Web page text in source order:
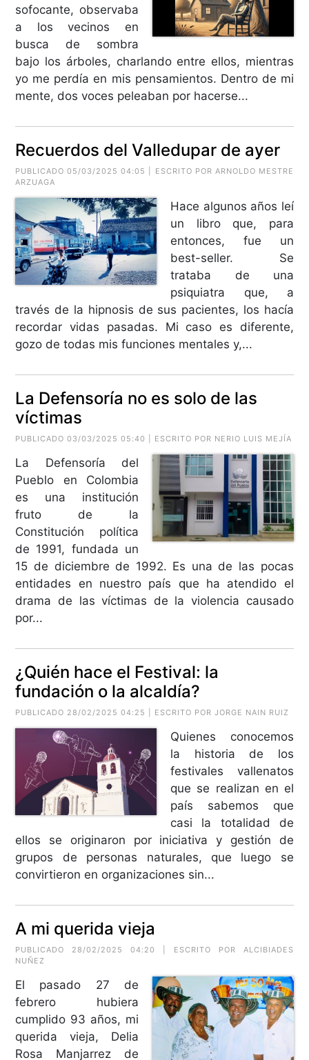
sofocante, observaba
a los vecinos en
busca de sombra
bajo los árboles, charlando entre ellos, mientras
yo me perdía en mis pensamientos. Dentro de mi
mente, dos voces peleaban por hacerse...
Recuerdos del Valledupar de ayer
PUBLICADO 05/03/2025 04:05 | ESCRITO POR ARNOLDO MESTRE
ARZUAGA
Hace algunos años leí
un libro que, para
entonces, fue un
best-seller. Se
trataba de una
psiquiatra que, a
través de la hipnosis de sus pacientes, los hacía
recordar vidas pasadas. Mi caso es diferente,
gozo de todas mis funciones mentales y,...
La Defensoría no es solo de las
víctimas
PUBLICADO 03/03/2025 05:40 | ESCRITO POR NERIO LUIS MEJÍA
La Defensoría del
Pueblo en Colombia
es una institución
fruto de la
Constitución política
de 1991, fundada un
15 de diciembre de 1992. Es una de las pocas
entidades en nuestro país que ha atendido el
drama de las víctimas de la violencia causado
por...
¿Quién hace el Festival: la
fundación o la alcaldía?
PUBLICADO 28/02/2025 04:25 | ESCRITO PORJORGE NAIN RUIZ
Quienes conocemos
la historia de los
festivales vallenatos
que se realizan en el
país sabemos que
casi la totalidad de
ellos se originaron por iniciativa y gestión de
grupos de personas naturales, que luego se
convirtieron en organizaciones sin...
A mi querida vieja
PUBLICADO 28/02/2025 04:20 | ESCRITO POR
ALCIBIADES
NUÑEZ
El pasado 27 de
febrero hubiera
cumplido 93 años, mi
querida vieja, Delia
Rosa Manjarrez de